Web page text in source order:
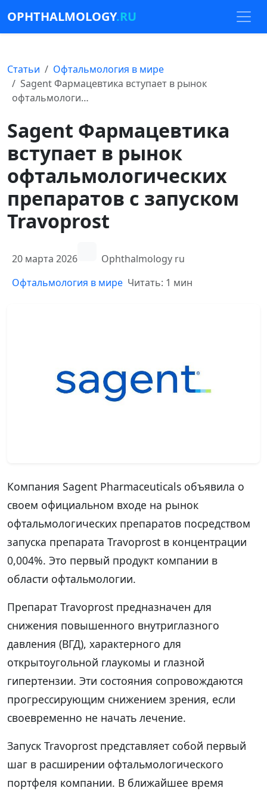
OPHTHALMOLOGY.RU
Статьи
Офтальмология в мире
Sagent Фармацевтика вступает в рынок
офтальмологи…
Sagent Фармацевтика
вступает в рынок
офтальмологических
препаратов с запуском
Travoprost
20 марта 2026
Ophthalmology ru
Офтальмология в мире Читать: 1 мин
Компания Sagent Pharmaceuticals объявила о
своем официальном входе на рынок
офтальмологических препаратов посредством
запуска препарата Travoprost в концентрации
0,004%. Это первый продукт компании в
области офтальмологии.
Препарат Travoprost предназначен для
снижения повышенного внутриглазного
давления (ВГД), характерного для
открытоугольной глаукомы и глазной
гипертензии. Эти состояния сопровождаются
прогрессирующим снижением зрения, если
своевременно не начать лечение.
Запуск Travoprost представляет собой первый
шаг в расширении офтальмологического
портфеля компании. В ближайшее время